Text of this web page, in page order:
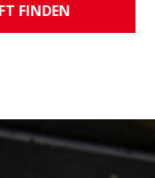
FINDEN